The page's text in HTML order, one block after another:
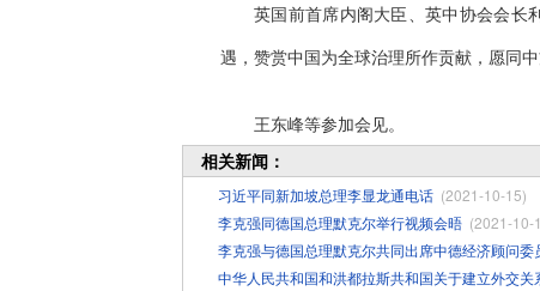
英国前首席内阁大臣、英中协会会长
遇，赞赏中国为全球治理所作贡献，愿同
王东峰等参加会见。
相关新闻：
习近平同新加坡总理李显龙通电话 (2021-10-15)
李克强同德国总理默克尔举行视频会晤 (2021-10-
李克强与德国总理默克尔共同出席中德经济顾问委
中华人民共和国和洪都拉斯共和国关于建立外交关